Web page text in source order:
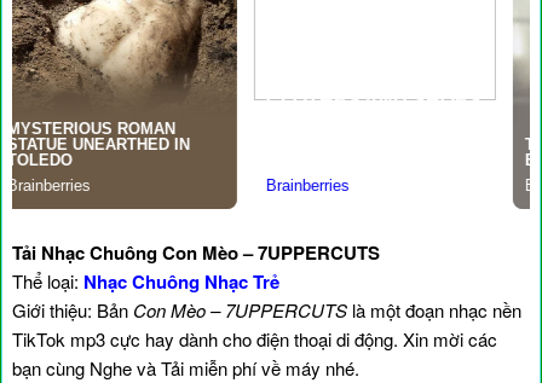
Tải Nhạc Chuông Con Mèo – 7UPPERCUTS
Thể loại: Nhạc Chuông Nhạc Trẻ
Giới thiệu: Bản Con Mèo – 7UPPERCUTS là một đoạn nhạc nền
TikTok mp3 cực hay dành cho điện thoại di động. Xin mời các
bạn cùng Nghe và Tải miễn phí về máy nhé.